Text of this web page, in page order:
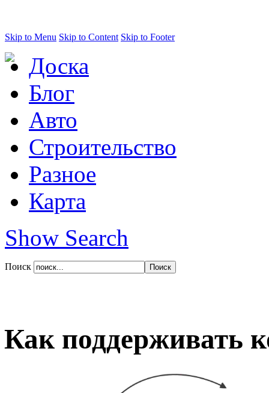
Skip to Menu Skip to Content Skip to Footer
Доска
Блог
Авто
Строительство
Разное
Карта
Show Search
Поиск
Как поддерживать